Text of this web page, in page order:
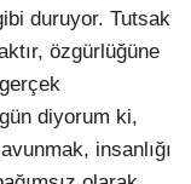
duruyor. Tutsak
özgürlüğüne
diyorum ki,
insanlığı